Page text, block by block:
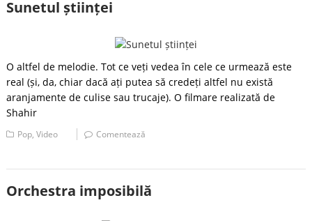
Sunetul științei
O altfel de melodie. Tot ce veți vedea în cele ce urmează este
real (și, da, chiar dacă ați putea să credeți altfel nu există
aranjamente de culise sau trucaje). O filmare realizată de
Shahir
Pop,Video Comentează
Orchestra imposibilă